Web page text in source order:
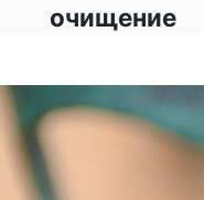
очищение